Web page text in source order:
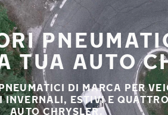
TUA AUTO
DI MARCA PER
ESTIVI E
AUTO CHRYSLER.